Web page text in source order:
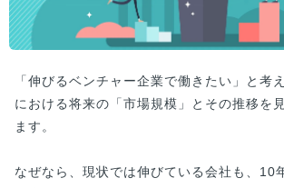
「伸びるベンチャー企業で働きたい」と考
における将来の「市場規模」とその推移を
ます。
なぜなら、現状では伸びている会社も、10